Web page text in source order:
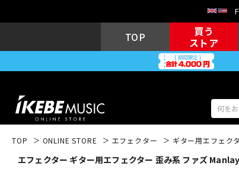
TOP
買う
ストア
アコギ
TOP ONLINE STORE エフェクター ギター用エフェク
エフェクター ギター用エフェクター 歪み系 ファズ